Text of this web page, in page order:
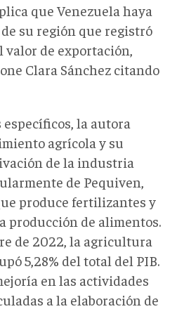
que Venezuela haya
su región que registró
valor de exportación,
Clara Sánchez citando
específicos, la autora
agrícola y su
de la industria
de Pequiven,
produce fertilizantes y
producción de alimentos.
de 2022, la agricultura
5,28% del total del PIB.
en las actividades
a la elaboración de